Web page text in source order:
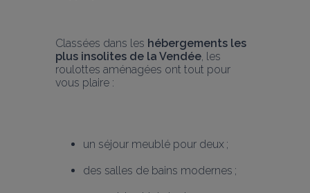
Classées dans les hébergements les
plus insolites de la Vendée , les
roulottes aménagées ont tout pour
vous plaire :
un séjour meublé pour deux ;
des salles de bains modernes ;